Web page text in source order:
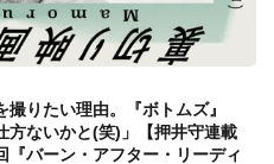
りたい理由。『ボトムズ』
方ないかと(笑)」【押井守連載
『バーン・アフター・リーディ